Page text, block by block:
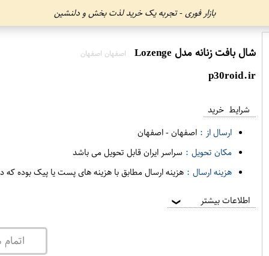
بازار فوری - تجربه یک خرید لذت بخش و دلنشین
شال بافت زنانه مدل Lozenge اصفهان اصفهان
p30roid.ir
شرایط خرید
ارسال از : اصفهان-اصفهان
مکان تحویل : سراسر ایران قابل تحویل می باشد
هزینه ارسال : هزینه ارسال مطابق با هزینه های پست یا پیک بوده
اطلاعات بیشتر ❯